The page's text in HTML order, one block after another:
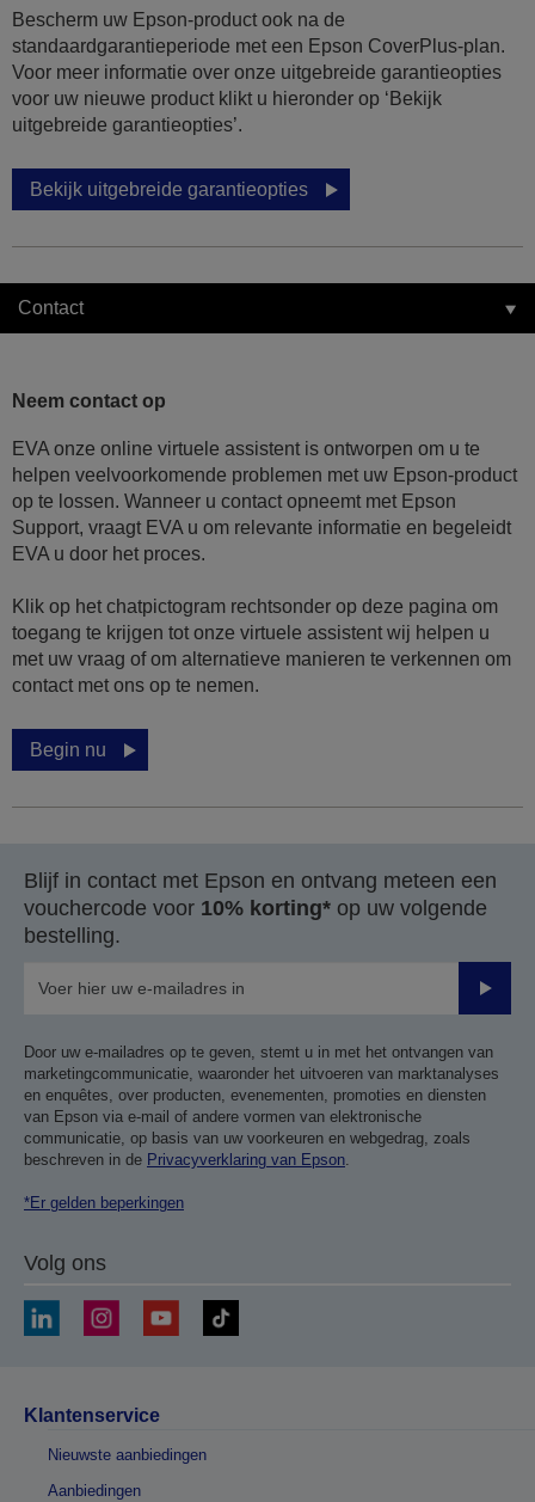
Bescherm uw Epson-product ook na de
standaardgarantieperiode met een Epson CoverPlus-plan.
Voor meer informatie over onze uitgebreide garantieopties
voor uw nieuwe product klikt u hieronder op ‘Bekijk
uitgebreide garantieopties’.
Bekijk uitgebreide garantieopties
Contact
Neem contact op
EVA onze online virtuele assistent is ontworpen om u te
helpen veelvoorkomende problemen met uw Epson-product
op te lossen. Wanneer u contact opneemt met Epson
Support, vraagt EVA u om relevante informatie en begeleidt
EVA u door het proces.
Klik op het chatpictogram rechtsonder op deze pagina om
toegang te krijgen tot onze virtuele assistent wij helpen u
met uw vraag of om alternatieve manieren te verkennen om
contact met ons op te nemen.
Begin nu
Blijf in contact met Epson en ontvang meteen een
vouchercode voor 10% korting* op uw volgende
bestelling.
Door uw e-mailadres op te geven, stemt u in met het ontvangen van
marketingcommunicatie, waaronder het uitvoeren van marktanalyses
en enquêtes, over producten, evenementen, promoties en diensten
van Epson via e-mail of andere vormen van elektronische
communicatie, op basis van uw voorkeuren en webgedrag, zoals
beschreven in de Privacyverklaring van Epson.
*Er gelden beperkingen
Volg ons
Klantenservice
Nieuwste aanbiedingen
Aanbiedingen